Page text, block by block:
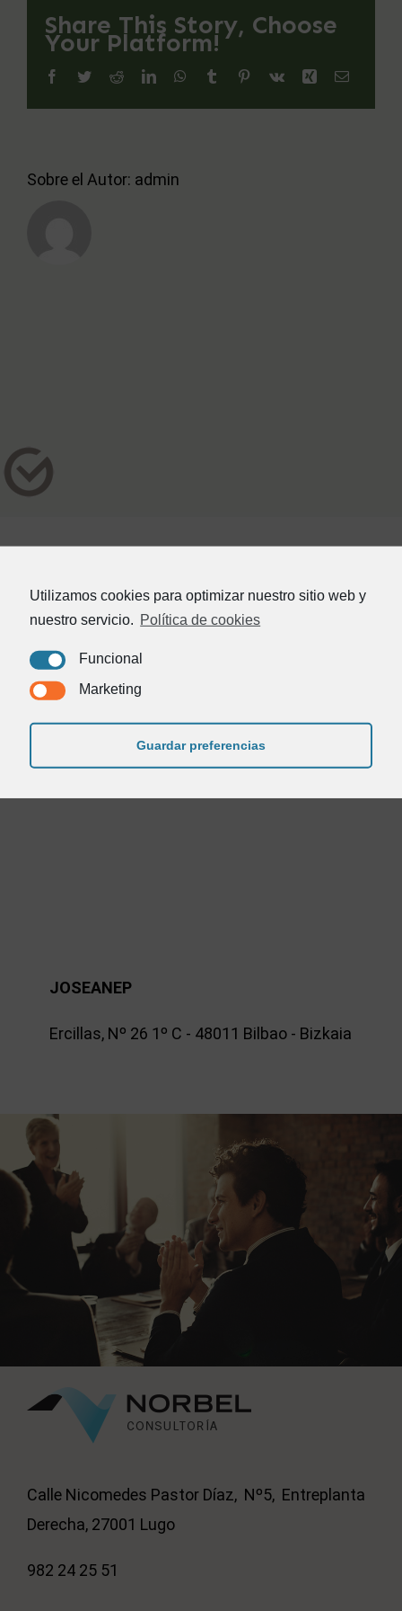
Utilizamos cookies para optimizar nuestro sitio web y
nuestro servicio. Política de cookies
Funcional
Marketing
Guardar preferencias
acordo@acordo.es
Share This Story, Choose
Your Platform!
Facebook
TwitterRedditLinkedInWhatsApp
Tumblr Pinterest
Vk Xing Correo
Sobre el Autor: admin
Inicio Quienes somos
982 24 25 81
JOSEANEP
Ercillas, Nº 26 1º C - 48011 Bilbao - Bizkaia
Calle Nicomedes Pastor Díaz, Nº5, Entreplanta
Derecha, 27001 Lugo
982 24 25 51